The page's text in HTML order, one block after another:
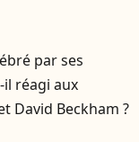
par ses
réagi aux
David Beckham ?